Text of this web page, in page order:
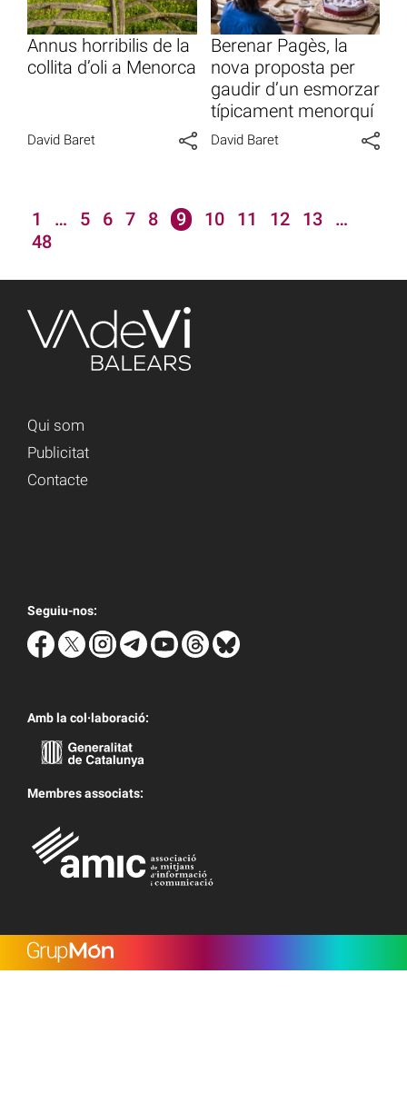
Annus horribilis de la
collita d’oli a Menorca
David Baret
Berenar Pagès, la
nova proposta per
gaudir d’un esmorzar
típicament menorquí
David Baret
1 … 5 6 7 8 9 10 11 12 13
…
48
Qui som
Publicitat
Contacte
Seguiu-nos:
Amb la col·laboració:
Membres associats: